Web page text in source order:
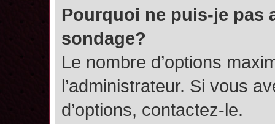
Pourquoi ne puis-je pas
sondage?
Le nombre d’options
l’administrateur. Si vous
d’options, contactez-le.